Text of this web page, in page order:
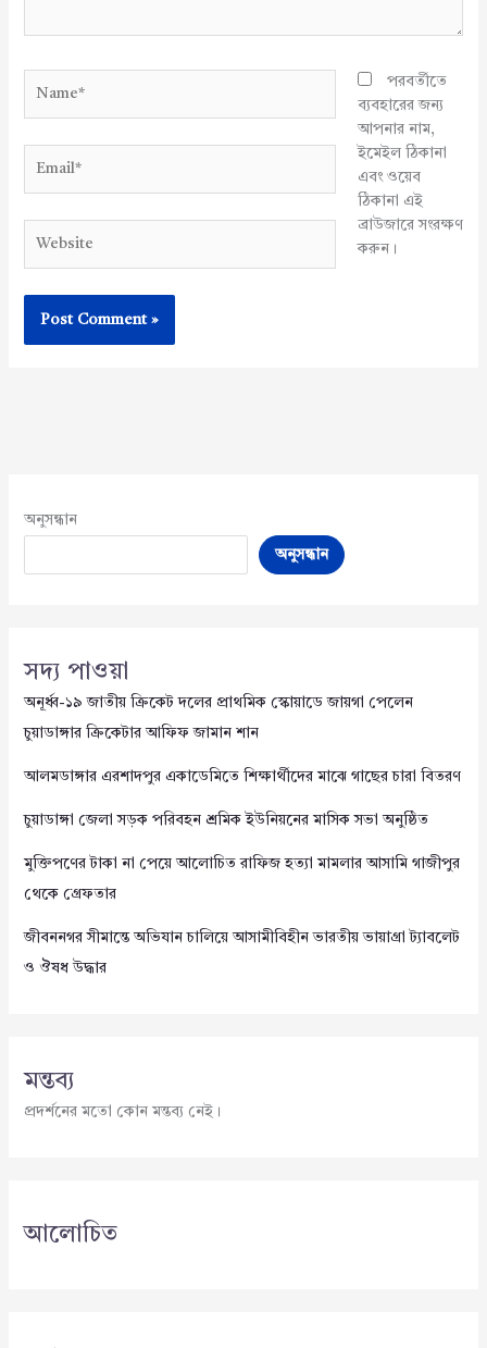
পরবর্তীতে
ব্যবহারের জন্য
আপনার নাম,
ইমেইল ঠিকানা
এবং ওয়েব
ঠিকানা এই
ব্রাউজারে সংরক্ষণ
করুন।
অনুসন্ধান
অনুসন্ধান
সদ্য পাওয়া
অনূর্ধ্ব-১৯ জাতীয় ক্রিকেট দলের প্রাথমিক স্কোয়াডে জায়গা পেলেন
চুয়াডাঙ্গার ক্রিকেটার আফিফ জামান শান
আলমডাঙ্গার এরশাদপুর একাডেমিতে শিক্ষার্থীদের মাঝে গাছের চারা বিতরণ
চুয়াডাঙ্গা জেলা সড়ক পরিবহন শ্রমিক ইউনিয়নের মাসিক সভা অনুষ্ঠিত
মুক্তিপণের টাকা না পেয়ে আলোচিত রাফিজ হত্যা মামলার আসামি গাজীপুর
থেকে গ্রেফতার
জীবননগর সীমান্তে অভিযান চালিয়ে আসামীবিহীন ভারতীয় ভায়াগ্রা ট্যাবলেট
ও ঔষধ উদ্ধার
মন্তব্য
প্রদর্শনের মতো কোন মন্তব্য নেই।
আলোচিত